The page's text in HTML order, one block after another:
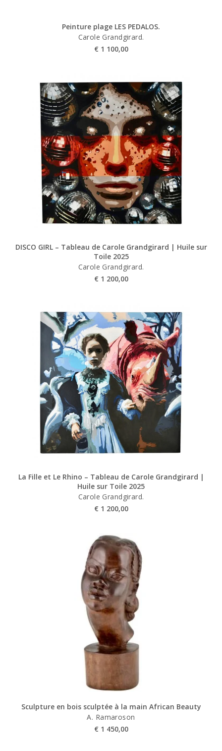
Peinture plage LES PEDALOS.
Carole Grandgirard.
€ 1 100,00
DISCO GIRL – Tableau de Carole Grandgirard | Huile sur
Toile 2025
Carole Grandgirard.
€ 1 200,00
La Fille et Le Rhino – Tableau de Carole Grandgirard |
Huile sur Toile 2025
Carole Grandgirard.
€ 1 200,00
Sculpture en bois sculptée à la main African Beauty
A. Ramaroson
€ 1 450,00